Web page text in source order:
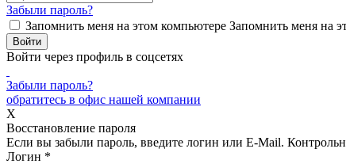
Забыли пароль?
Запомнить меня на этом компьютере Запомнить меня на
Войти через профиль в соцсетях
Забыли пароль?
обратитесь в офис нашей компании
X
Восстановление пароля
Если вы забыли пароль, введите логин или E-Mail.
Логин *